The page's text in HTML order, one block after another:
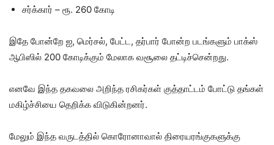
சர்க்கார் – ரூ. 260 கோடி
இதே போன்றே ஐ, மெர்சல், பேட்ட, தர்பார் போன்ற படங்களும் பாக்ஸ்
ஆபிஸில் 200 கோடிக்கும் மேலாக வசூலை தட்டிச்சென்றது.
எனவே இந்த தகவலை அறிந்த ரசிகர்கள் குத்தாட்டம் போட்டு தங்கள்
மகிழ்ச்சியை தெறிக்க விடுகின்றனர்.
மேலும் இந்த வருடத்தில் கொரோனாவால் திரையரங்குகளுக்கு